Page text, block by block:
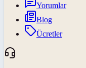
Yorumlar
Blog
Ücretler